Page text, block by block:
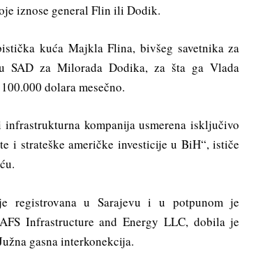
iznose general Flin ili Dodik.
kuća Majkla Flina, bivšeg savetnika za
SAD za Milorada Dodika, za šta ga Vlada
dolara mesečno.
kompanija usmerena isključivo
i strateške američke investicije u BiH“, ističe
registrovana u Sarajevu i u potpunom je
Infrastructure and Energy LLC, dobila je
gasna interkonekcija.